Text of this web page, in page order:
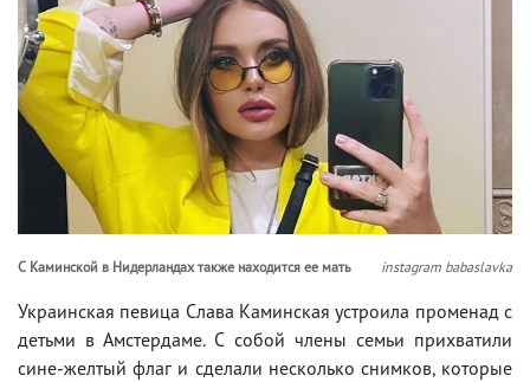
С Каминской в Нидерландах также находится ее мать instagram babaslavka
Украинская певица Слава Каминская устроила променад с
детьми в Амстердаме. С собой члены семьи прихватили
сине-желтый флаг и сделали несколько снимков, которые